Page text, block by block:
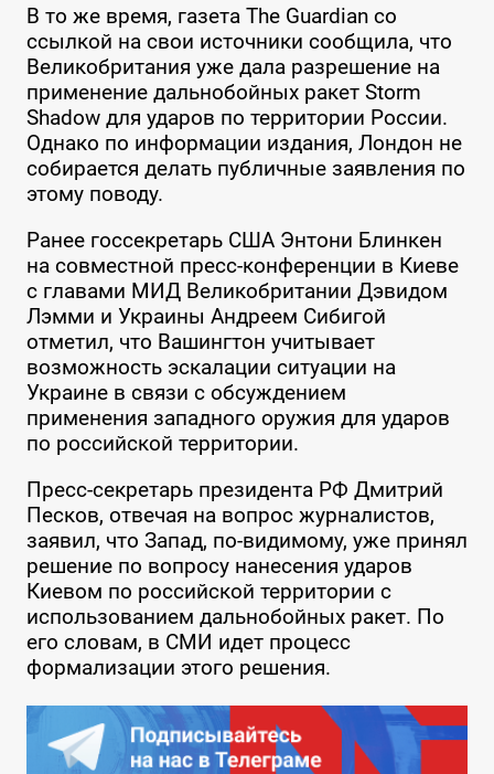
В то же время, газета The Guardian со
ссылкой на свои источники сообщила, что
Великобритания уже дала разрешение на
применение дальнобойных ракет Storm
Shadow для ударов по территории России.
Однако по информации издания, Лондон не
собирается делать публичные заявления по
этому поводу.
Ранее госсекретарь США Энтони Блинкен
на совместной пресс-конференции в Киеве
с главами МИД Великобритании Дэвидом
Лэмми и Украины Андреем Сибигой
отметил, что Вашингтон учитывает
возможность эскалации ситуации на
Украине в связи с обсуждением
применения западного оружия для ударов
по российской территории.
Пресс-секретарь президента РФ Дмитрий
Песков, отвечая на вопрос журналистов,
заявил, что Запад, по-видимому, уже принял
решение по вопросу нанесения ударов
Киевом по российской территории с
использованием дальнобойных ракет. По
его словам, в СМИ идет процесс
формализации этого решения.